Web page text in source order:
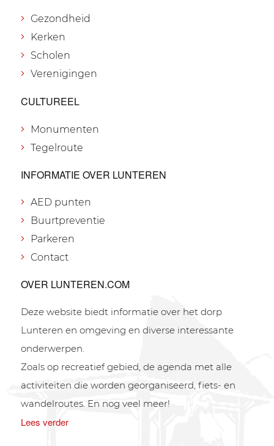
Gezondheid
Kerken
Scholen
Verenigingen
CULTUREEL
Monumenten
Tegelroute
INFORMATIE OVER LUNTEREN
AED punten
Buurtpreventie
Parkeren
Contact
OVER LUNTEREN.COM
Deze website biedt informatie over het dorp
Lunteren en omgeving en diverse interessante
onderwerpen.
Zoals op recreatief gebied, de agenda met alle
activiteiten die worden georganiseerd, fiets- en
wandelroutes. En nog veel meer!
Lees verder